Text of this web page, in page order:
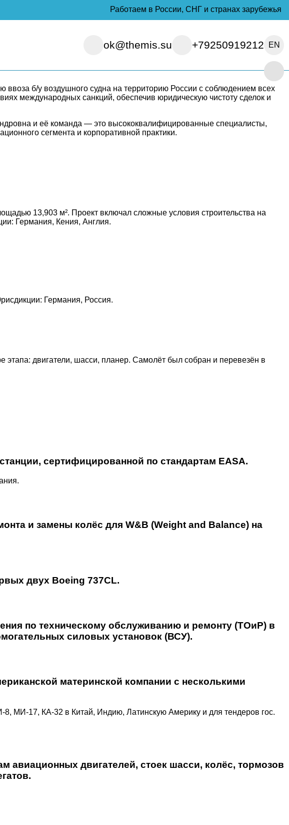
Работаем в России, СНГ и странах зарубежья
ok@themis.su +79250919212 EN
права и авиационного лизинга. За свою карьеру она успешно
судов и их комплектующих, а также сопровождением лизинговых
б/у воздушного судна на территорию России с соблюдением всех
международных санкций, обеспечив юридическую чистоту сделок и
и её команда — это высококвалифицированные специалисты,
сегмента и корпоративной практики.
13,903 м². Проект включал сложные условия строительства на
Германия, Кения, Англия.
Германия, Россия.
этапа: двигатели, шасси, планер. Самолёт был собран и перевезён в
сертифицированной по стандартам EASA.
и замены колёс для W&B (Weight and Balance) на
двух Boeing 737CL.
по техническому обслуживанию и ремонту (ТОиР) в
силовых установок (ВСУ).
материнской компании с несколькими
МИ-17, КА-32 в Китай, Индию, Латинскую Америку и для тендеров гос.
авиационных двигателей, стоек шасси, колёс, тормозов